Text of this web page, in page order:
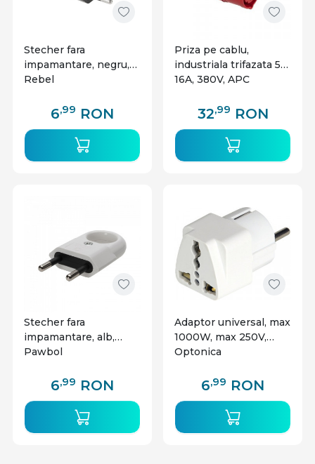
Stecher fara
impamantare, negru,
Rebel
6,99 RON
Priza pe cablu,
industriala trifazata 5P
16A, 380V, APC
32,99 RON
Stecher fara
impamantare, alb,
Pawbol
6,99 RON
Adaptor universal, max
1000W, max 250V,
Optonica
6,99 RON